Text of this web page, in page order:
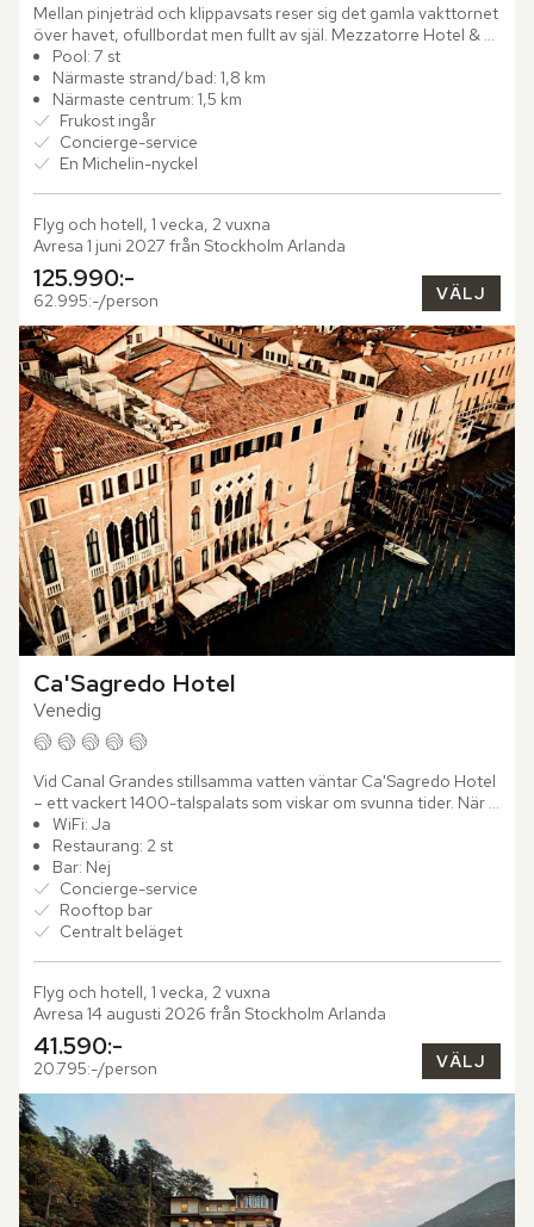
Mellan pinjeträd och klippavsats reser sig det gamla vakttornet
över havet, ofullbordat men fullt av själ. Mezzatorre Hotel &
Thermal Spa blickar ut över Neapelbukten från sin...
Pool: 7 st
Närmaste strand/bad: 1,8 km
Närmaste centrum: 1,5 km
Frukost ingår
Concierge-service
En Michelin-nyckel
Flyg och hotell, 1 vecka, 2 vuxna
Avresa 1 juni 2027 från Stockholm Arlanda
125.990:-
62.995:-/person VÄLJ
Ca'Sagredo Hotel
Venedig
Vid Canal Grandes stillsamma vatten väntar Ca'Sagredo Hotel
– ett vackert 1400-talspalats som viskar om svunna tider. När
du vandrar genom palatsets praktfulla salonger märker du...
WiFi: Ja
Restaurang: 2 st
Bar: Nej
Concierge-service
Rooftop bar
Centralt beläget
Flyg och hotell, 1 vecka, 2 vuxna
Avresa 14 augusti 2026 från Stockholm Arlanda
41.590:-
20.795:-/person VÄLJ